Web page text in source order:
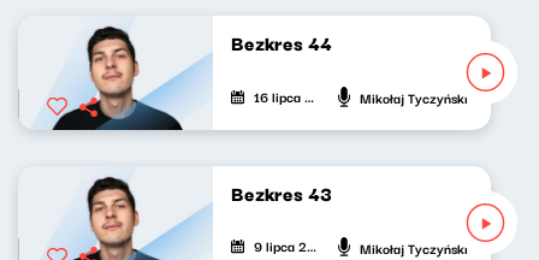
Bezkres 44
16 lipca 2024 Mikołaj Tyczyński
Bezkres 43
9 lipca 2024 Mikołaj Tyczyński